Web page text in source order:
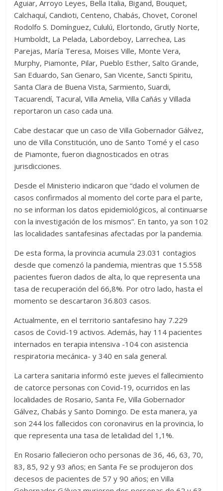
Aguiar, Arroyo Leyes, Bella Italia, Bigand, Bouquet,
Calchaquí, Candioti, Centeno, Chabás, Chovet, Coronel
Rodolfo S. Domínguez, Cululú, Elortondo, Grutly Norte,
Humboldt, La Pelada, Labordeboy, Larrechea, Las
Parejas, María Teresa, Moises Ville, Monte Vera,
Murphy, Piamonte, Pilar, Pueblo Esther, Salto Grande,
San Eduardo, San Genaro, San Vicente, Sancti Spiritu,
Santa Clara de Buena Vista, Sarmiento, Suardi,
Tacuarendí, Tacural, Villa Amelia, Villa Cañás y Villada
reportaron un caso cada una.
Cabe destacar que un caso de Villa Gobernador Gálvez,
uno de Villa Constitución, uno de Santo Tomé y el caso
de Piamonte, fueron diagnosticados en otras
jurisdicciones.
Desde el Ministerio indicaron que “dado el volumen de
casos confirmados al momento del corte para el parte,
no se informan los datos epidemiológicos, al continuarse
con la investigación de los mismos”. En tanto, ya son 102
las localidades santafesinas afectadas por la pandemia.
De esta forma, la provincia acumula 23.031 contagios
desde que comenzó la pandemia, mientras que 15.558
pacientes fueron dados de alta, lo que representa una
tasa de recuperación del 66,8%. Por otro lado, hasta el
momento se descartaron 36.803 casos.
Actualmente, en el territorio santafesino hay 7.229
casos de Covid-19 activos. Además, hay 114 pacientes
internados en terapia intensiva -104 con asistencia
respiratoria mecánica- y 340 en sala general.
La cartera sanitaria informó este jueves el fallecimiento
de catorce personas con Covid-19, ocurridos en las
localidades de Rosario, Santa Fe, Villa Gobernador
Gálvez, Chabás y Santo Domingo. De esta manera, ya
son 244 los fallecidos con coronavirus en la provincia, lo
que representa una tasa de letalidad del 1,1%.
En Rosario fallecieron ocho personas de 36, 46, 63, 70,
83, 85, 92 y 93 años; en Santa Fe se produjeron dos
decesos de pacientes de 57 y 90 años; en Villa